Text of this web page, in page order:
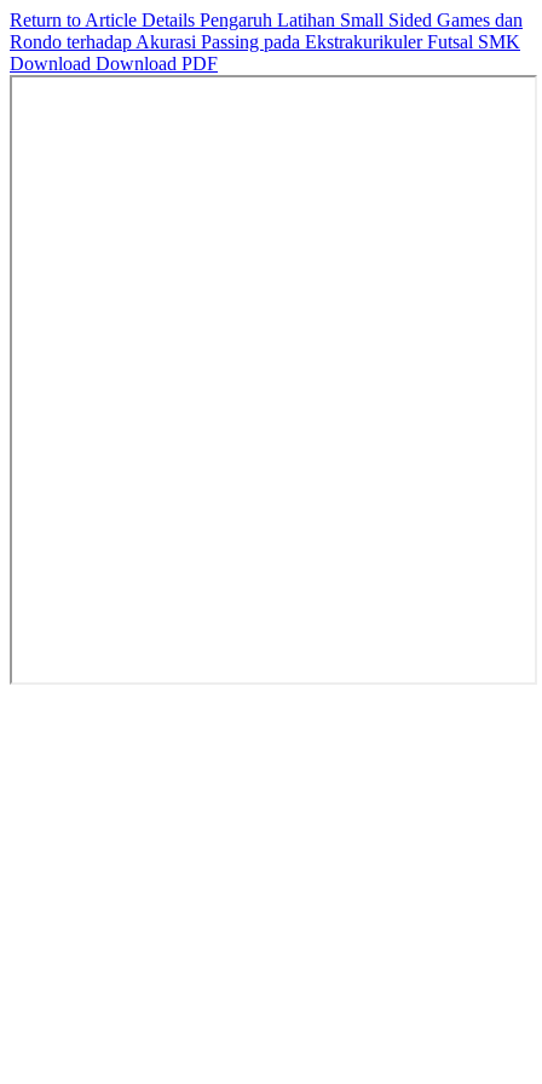
Return to Article Details Pengaruh Latihan Small Sided Games dan
Rondo terhadap Akurasi Passing pada Ekstrakurikuler Futsal SMK
Download Download PDF